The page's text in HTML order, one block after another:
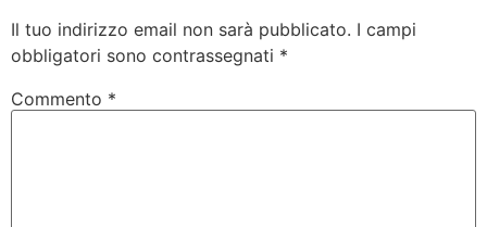
Il tuo indirizzo email non sarà pubblicato. I campi
obbligatori sono contrassegnati *
Commento *